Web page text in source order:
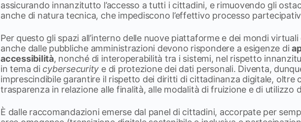
assicurando innanzitutto l’accesso a tutti i cittadini, e rimuovendo gli
anche di natura tecnica, che impediscono l’effettivo processo
Per questo gli spazi all’interno delle nuove piattaforme e dei mondi
anche dalle pubbliche amministrazioni devono rispondere a esigenze di
accessibilità, nonché di interoperabilità tra i sistemi, nel rispetto
in tema di cybersecurity e di protezione dei dati personali. Diventa,
imprescindibile garantire il rispetto dei diritti di cittadinanza digitale, oltre
trasparenza in relazione alle finalità, alle modalità di fruizione e di utilizzo
È dalle raccomandazioni emerse dal panel di cittadini, accorpate per